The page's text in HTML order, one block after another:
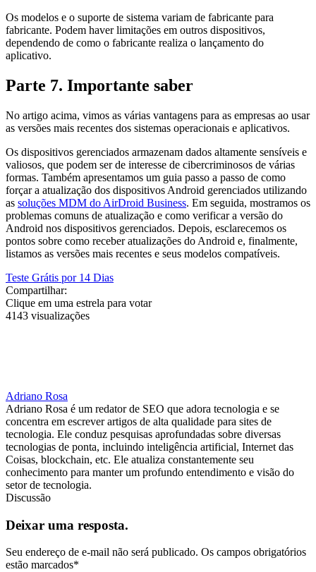
Os modelos e o suporte de sistema variam de fabricante para
fabricante. Podem haver limitações em outros dispositivos,
dependendo de como o fabricante realiza o lançamento do
aplicativo.
Parte 7. Importante saber
No artigo acima, vimos as várias vantagens para as empresas ao usar
as versões mais recentes dos sistemas operacionais e aplicativos.
Os dispositivos gerenciados armazenam dados altamente sensíveis e
valiosos, que podem ser de interesse de cibercriminosos de várias
formas. Também apresentamos um guia passo a passo de como
forçar a atualização dos dispositivos Android gerenciados utilizando
as soluções MDM do AirDroid Business. Em seguida, mostramos os
problemas comuns de atualização e como verificar a versão do
Android nos dispositivos gerenciados. Depois, esclarecemos os
pontos sobre como receber atualizações do Android e, finalmente,
listamos as versões mais recentes e seus modelos compatíveis.
Teste Grátis por 14 Dias
Compartilhar:
Clique em uma estrela para votar
4143 visualizações
Adriano Rosa
Adriano Rosa é um redator de SEO que adora tecnologia e se
concentra em escrever artigos de alta qualidade para sites de
tecnologia. Ele conduz pesquisas aprofundadas sobre diversas
tecnologias de ponta, incluindo inteligência artificial, Internet das
Coisas, blockchain, etc. Ele atualiza constantemente seu
conhecimento para manter um profundo entendimento e visão do
setor de tecnologia.
Discussão
Deixar uma resposta.
Seu endereço de e-mail não será publicado. Os campos obrigatórios
estão marcados*